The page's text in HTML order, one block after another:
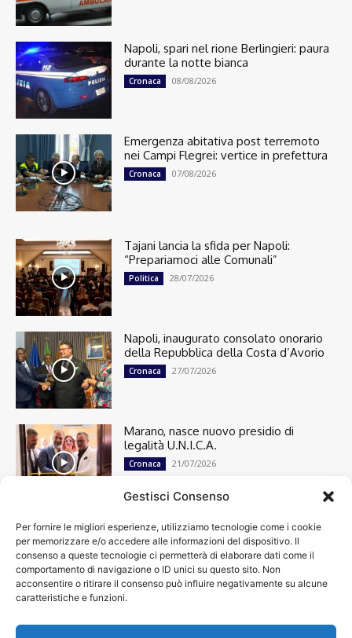
Gestisci Consenso
Per fornire le migliori esperienze, utilizziamo tecnologie come i cookie
per memorizzare e/o accedere alle informazioni del dispositivo. Il
consenso a queste tecnologie ci permetterà di elaborare dati come il
comportamento di navigazione o ID unici su questo sito. Non
acconsentire o ritirare il consenso può influire negativamente su alcune
caratteristiche e funzioni.
Napoli, spari nel rione Berlingieri: paura
durante la notte bianca
Cronaca 08/08/2026
Emergenza abitativa post terremoto
nei Campi Flegrei: vertice in prefettura
Cronaca 07/08/2026
Tajani lancia la sfida per Napoli:
“Prepariamoci alle Comunali”
Politica 28/07/2026
Napoli, inaugurato consolato onorario
della Repubblica della Costa d’Avorio
Cronaca 27/07/2026
Marano, nasce nuovo presidio di
legalità U.N.I.C.A.
Cronaca 21/07/2026
Cronaca
13501
Attualità
7305
top
News
4209
Cultura